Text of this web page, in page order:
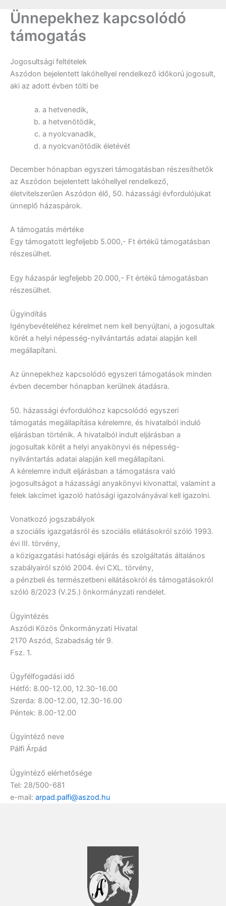
Ünnepekhez kapcsolódó
támogatás
Jogosultsági feltételek
Aszódon bejelentett lakóhellyel rendelkező időkorú jogosult,
aki az adott évben tölti be
a hetvenedik,
a hetvenötödik,
a nyolcvanadik,
a nyolcvanötödik életévét
December hónapban egyszeri támogatásban részesíthetők
az Aszódon bejelentett lakóhellyel rendelkező,
életvitelszerűen Aszódon élő, 50. házassági évfordulójukat
ünneplő házaspárok.
A támogatás mértéke
Egy támogatott legfeljebb 5.000,- Ft értékű támogatásban
részesülhet.
Egy házaspár legfeljebb 20.000,- Ft értékű támogatásban
részesülhet.
Ügyindítás
Igénybevételéhez kérelmet nem kell benyújtani, a jogosultak
körét a helyi népesség-nyilvántartás adatai alapján kell
megállapítani.
Az ünnepekhez kapcsolódó egyszeri támogatások minden
évben december hónapban kerülnek átadásra.
50. házassági évfordulóhoz kapcsolódó egyszeri
támogatás megállapítása kérelemre, és hivatalból induló
eljárásban történik. A hivatalból indult eljárásban a
jogosultak körét a helyi anyakönyvi és népesség-
nyilvántartás adatai alapján kell megállapítani.
A kérelemre indult eljárásban a támogatásra való
jogosultságot a házassági anyakönyvi kivonattal, valamint a
felek lakcímet igazoló hatósági igazolványával kell igazolni.
Vonatkozó jogszabályok
a szociális igazgatásról és szociális ellátásokról szóló 1993.
évi III. törvény,
a közigazgatási hatósági eljárás és szolgáltatás általános
szabályairól szóló 2004. évi CXL. törvény,
a pénzbeli és természetbeni ellátásokról és támogatásokról
szóló 8/2023 (V.25.) önkormányzati rendelet.
Ügyintézés
Aszódi Közös Önkormányzati Hivatal
2170 Aszód, Szabadság tér 9.
Fsz. 1.
Ügyfélfogadási idő
Hétfő: 8.00-12.00, 12.30-16.00
Szerda: 8.00-12.00, 12.30-16.00
Péntek: 8.00-12.00
Ügyintéző neve
Pálfi Árpád
Ügyintéző elérhetősége
Tel: 28/500-681
e-mail: arpad.palfi@aszod.hu